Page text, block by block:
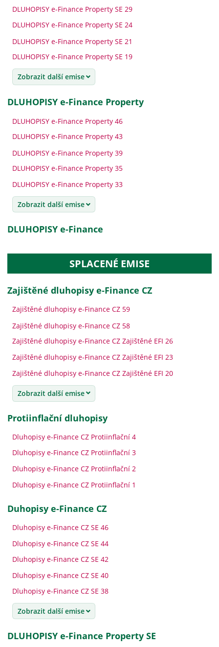
DLUHOPISY e-Finance Property SE 29
DLUHOPISY e-Finance Property SE 24
DLUHOPISY e-Finance Property SE 21
DLUHOPISY e-Finance Property SE 19
Zobrazit další emise
DLUHOPISY e-Finance Property
DLUHOPISY e-Finance Property 46
DLUHOPISY e-Finance Property 43
DLUHOPISY e-Finance Property 39
DLUHOPISY e-Finance Property 35
DLUHOPISY e-Finance Property 33
Zobrazit další emise
DLUHOPISY e-Finance
SPLACENÉ EMISE
Zajištěné dluhopisy e‑Finance CZ
Zajištěné dluhopisy e-Finance CZ 59
Zajištěné dluhopisy e-Finance CZ 58
Zajištěné dluhopisy e-Finance CZ Zajištěné EFI 26
Zajištěné dluhopisy e-Finance CZ Zajištěné EFI 23
Zajištěné dluhopisy e-Finance CZ Zajištěné EFI 20
Zobrazit další emise
Protiinflační dluhopisy
Dluhopisy e-Finance CZ Protiinflační 4
Dluhopisy e-Finance CZ Protiinflační 3
Dluhopisy e-Finance CZ Protiinflační 2
Dluhopisy e-Finance CZ Protiinflační 1
Duhopisy e-Finance CZ
Dluhopisy e-Finance CZ SE 46
Dluhopisy e-Finance CZ SE 44
Dluhopisy e-Finance CZ SE 42
Dluhopisy e-Finance CZ SE 40
Dluhopisy e-Finance CZ SE 38
Zobrazit další emise
DLUHOPISY e-Finance Property SE